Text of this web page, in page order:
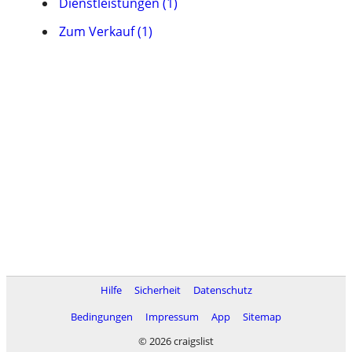
Zum Verkauf (1)
Hilfe Sicherheit
Datenschutz
Bedingungen
Impressum App
Sitemap
© 2026 craigslist